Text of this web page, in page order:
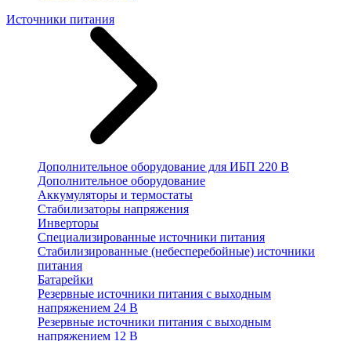
Источники питания
Дополнительное оборудование для ИБП 220 В
Дополнительное оборудование
Аккумуляторы и термостаты
Стабилизаторы напряжения
Инверторы
Специализированные источники питания
Стабилизированные (небесперебойные) источники
питания
Батарейки
Резервные источники питания с выходным
напряжением 24 В
Резервные источники питания с выходным
напряжением 12 В